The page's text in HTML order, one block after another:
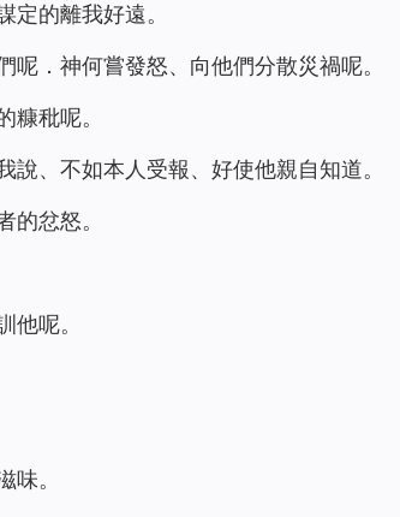
定的離我好遠。
．神何嘗發怒、向他們分散災禍呢。
糠秕呢。
、不如本人受報、好使他親自知道。
的忿怒。
他呢。
味。